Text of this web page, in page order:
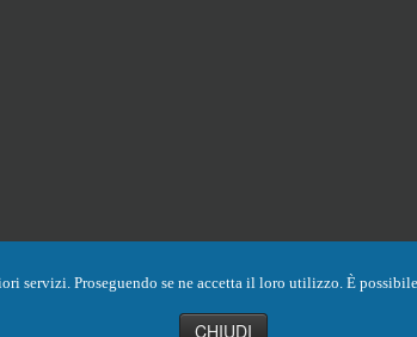
servizi. Proseguendo se ne accetta il loro utilizzo. È
CHIUDI